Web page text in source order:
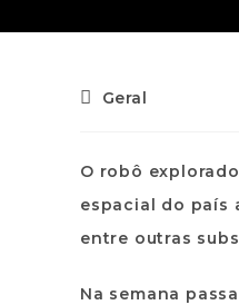
Geral
O robô
espacial do país
entre outras
Na semana